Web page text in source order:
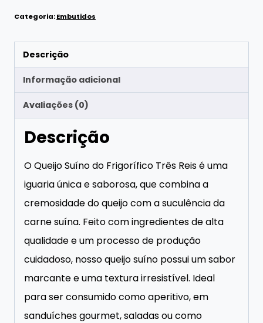
Categoria:Embutidos
Descrição
Informação adicional
Avaliações (0)
Descrição
O Queijo Suíno do Frigorífico Três Reis é uma
iguaria única e saborosa, que combina a
cremosidade do queijo com a suculência da
carne suína. Feito com ingredientes de alta
qualidade e um processo de produção
cuidadoso, nosso queijo suíno possui um sabor
marcante e uma textura irresistível. Ideal
para ser consumido como aperitivo, em
sanduíches gourmet, saladas ou como